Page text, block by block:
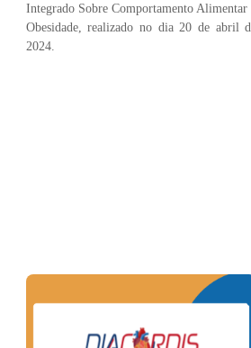
Integrado Sobre Comportamento Alimentar
Obesidade, realizado no dia 20 de abril
2024.